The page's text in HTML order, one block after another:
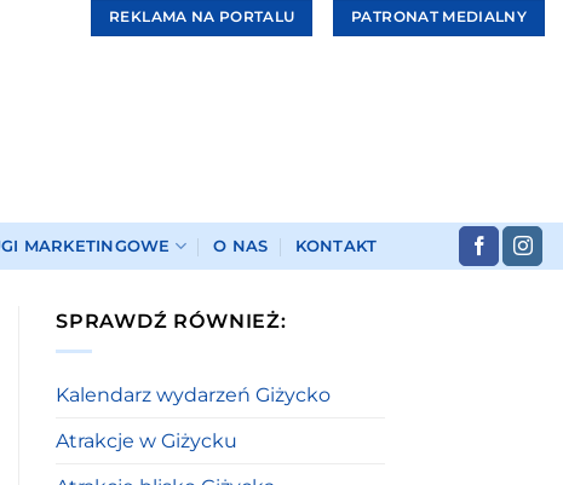
REKLAMA NA PORTALU PATRONAT MEDIALNY
MARKETINGOWE O NAS KONTAKT
SPRAWDŹ RÓWNIEŻ:
Kalendarz wydarzeń Giżycko
Atrakcje w Giżycku